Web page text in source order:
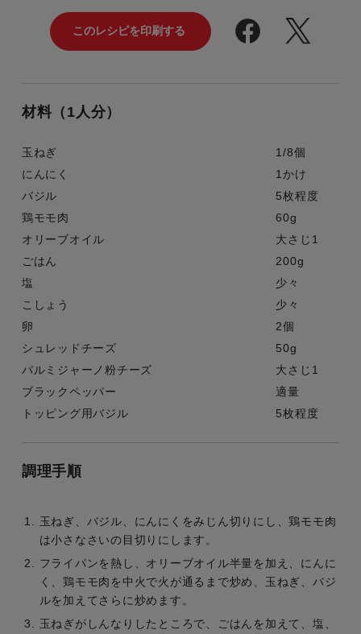
材料（1人分）
玉ねぎ
1/8個
にんにく
1かけ
バジル
5枚程度
鶏モモ肉
60g
オリーブオイル
大さじ1
ごはん
200g
塩
少々
こしょう
少々
卵
2個
シュレッドチーズ
50g
パルミジャーノ粉チーズ
大さじ1
ブラックペッパー
適量
トッピング用バジル
5枚程度
調理手順
玉ねぎ、バジル、にんにくをみじん切りにし、鶏モモ肉
は小さなさいの目切りにします。
フライパンを熱し、オリーブオイル半量を加え、にんに
く、鶏モモ肉を中火で火が通るまで炒め、玉ねぎ、バジ
ルを加えてさらに炒めます。
玉ねぎがしんなりしたところで、ごはんを加えて、塩、